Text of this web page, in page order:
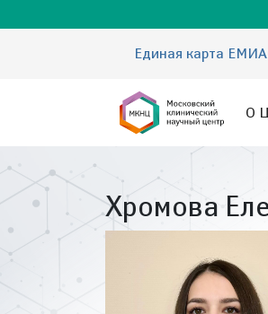
Единая карта
О
Хромова